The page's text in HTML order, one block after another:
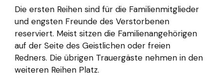
Die ersten Reihen sind für die Familienmitglieder
und engsten Freunde des Verstorbenen
reserviert. Meist sitzen die Familienangehörigen
auf der Seite des Geistlichen oder freien
Redners. Die übrigen Trauergäste nehmen in den
weiteren Reihen Platz.